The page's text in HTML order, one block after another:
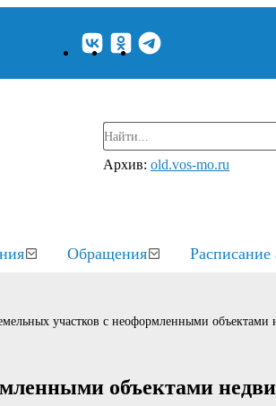
Архив: old.vos-mo.ru
Обращения Расписание
участков с неоформленными
объектами